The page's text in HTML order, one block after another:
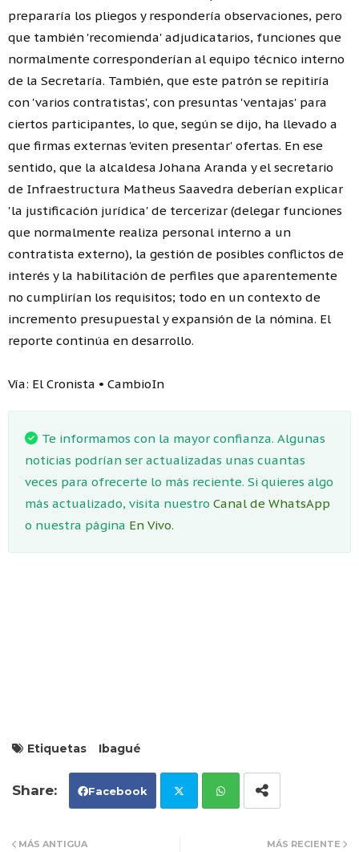
prepararía los pliegos y respondería observaciones, pero
que también 'recomienda' adjudicatarios, funciones que
normalmente corresponderían al equipo técnico interno
de la Secretaría. También, que este patrón se repitiría
con 'varios contratistas', con presuntas 'ventajas' para
ciertos participantes, lo que, según se dijo, ha llevado a
que firmas externas 'eviten presentar' ofertas. En ese
sentido, que la alcaldesa Johana Aranda y el secretario
de Infraestructura Matheus Saavedra deberían explicar
'la justificación jurídica' de tercerizar (delegar funciones
que normalmente realiza personal interno a un
contratista externo), la gestión de posibles conflictos de
interés y la habilitación de perfiles que aparentemente
no cumplirían los requisitos; todo en un contexto de
incremento presupuestal y expansión de la nómina. El
reporte continúa en desarrollo.
Vía: El Cronista • CambioIn
Te informamos con la mayor confianza. Algunas
noticias podrían ser actualizadas unas cuantas
veces para ofrecerte lo más reciente. Si quieres algo
más actualizado, visita nuestro Canal de WhatsApp
o nuestra página En Vivo.
Etiquetas Ibagué
Facebook
MÁS RECIENTE
MÁS ANTIGUA